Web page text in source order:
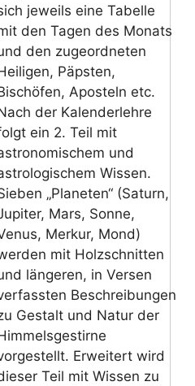
jeweils eine Tabelle
den Tagen des Monats
den zugeordneten
Päpsten,
Aposteln etc.
der Kalenderlehre
ein 2. Teil mit
und
Wissen.
„Planeten“ (Saturn,
Mars, Sonne,
Merkur, Mond)
mit Holzschnitten
längeren, in Versen
Beschreibungen
Gestalt und Natur der
Erweitert wird
Teil mit Wissen zu